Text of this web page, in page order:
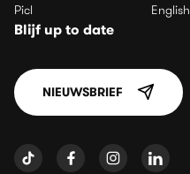
Picl English
Blijf up to date
NIEUWSBRIEF